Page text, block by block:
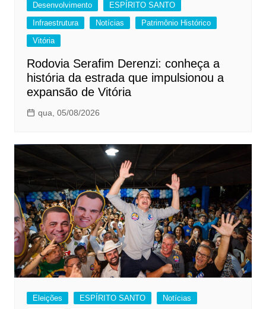
Desenvolvimento
ESPÍRITO SANTO
Infraestrutura
Notícias
Patrimônio Histórico
Vitória
Rodovia Serafim Derenzi: conheça a
história da estrada que impulsionou a
expansão de Vitória
qua, 05/08/2026
Eleições ESPÍRITO SANTO
Notícias